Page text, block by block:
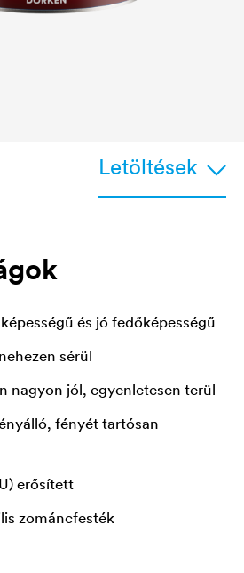
Letöltések
és jó fedőképességű
sérül
nagyon jól, egyenletesen terül
fényét tartósan
erősített
zománcfesték